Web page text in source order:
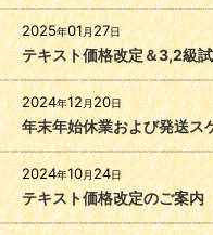
2025年01月27日
テキスト価格改定＆3,2級
2024年12月20日
年末年始休業および発送ス
2024年10月24日
テキスト価格改定のご案内